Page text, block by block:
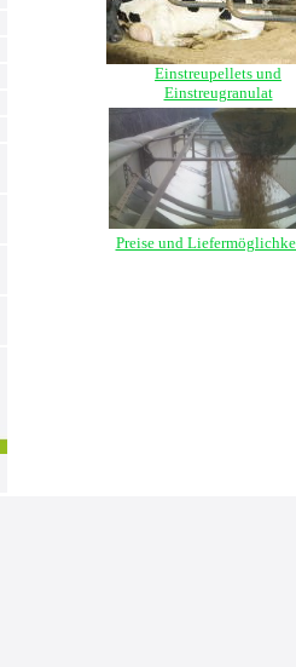
Einstreupellets und
Einstreugranulat
Preise und